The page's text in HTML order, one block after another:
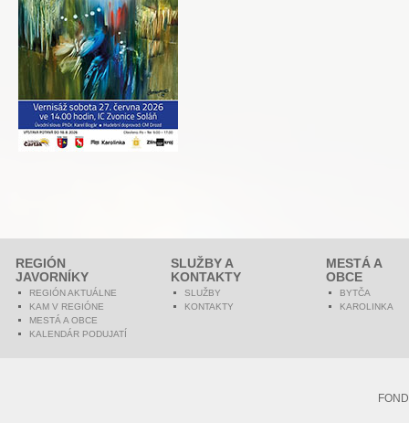
REGIÓN
JAVORNÍKY
REGIÓN AKTUÁLNE
KAM V REGIÓNE
MESTÁ A OBCE
KALENDÁR PODUJATÍ
SLUŽBY A
KONTAKTY
SLUŽBY
KONTAKTY
MESTÁ A
OBCE
BYTČA
KAROLINKA